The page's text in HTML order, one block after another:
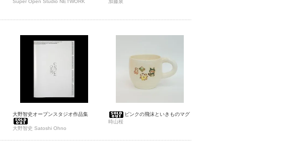
Super Open Studio NETWORK
加藤泉
大野智史オープンスタジオ作品集
大野智史 Satoshi Ohno
ピンクの飛沫といきものマグ
時山桜